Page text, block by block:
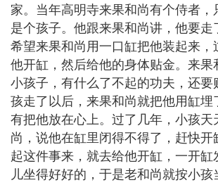
家。当年高明寺来果和尚有个侍者，
是个孩子。他跟来果和尚讲，他要走
希望来果和尚用一口缸把他装起来，
他开缸，然后给他的身体贴金。来果
小孩子，有什么了不起的功夫，还要
孩走了以后，来果和尚就把他用缸埋
有把他放在心上。过了几年，小孩天
尚，说他在缸里闭得不得了，赶快开
起这件事来，就去给他开缸，一开缸
儿坐得好好的，于是老和尚就按小